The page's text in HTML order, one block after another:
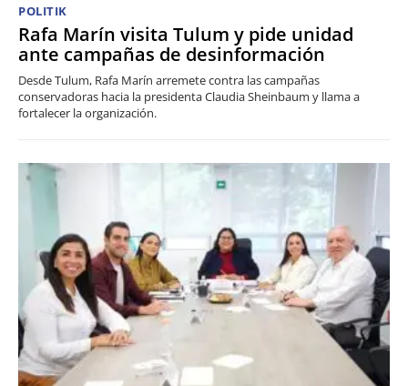
POLITIK
Rafa Marín visita Tulum y pide unidad
ante campañas de desinformación
Desde Tulum, Rafa Marín arremete contra las campañas
conservadoras hacia la presidenta Claudia Sheinbaum y llama a
fortalecer la organización.